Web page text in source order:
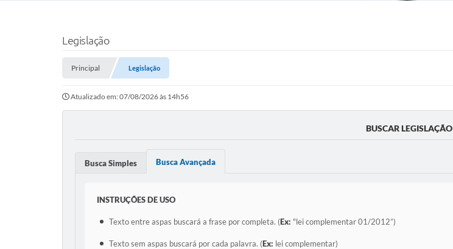
Legislação
Principal Legislação
Atualizado em: 07/08/2026 às 14h56
BUSCAR LEGISLAÇÃO
Busca Simples Busca Avançada
INSTRUÇÕES DE USO
Texto entre aspas buscará a frase por completa. (Ex: "lei complementar 01/2012”)
Texto sem aspas buscará por cada palavra. (Ex: lei complementar)